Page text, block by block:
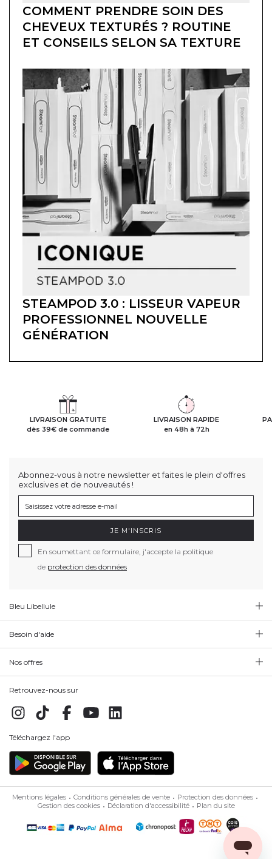
COMMENT PRENDRE SOIN DES
CHEVEUX TEXTURÉS ? ROUTINE
ET CONSEILS SELON SA TEXTURE
STEAMPOD 3.0 : LISSEUR VAPEUR
PROFESSIONNEL NOUVELLE
GÉNÉRATION
LIVRAISON GRATUITE
dès 39€ de commande
LIVRAISON RAPIDE
en 48h à 72h
Abonnez-vous à notre newsletter et faites le plein d'offres
exclusives et de nouveautés !
JE M'INSCRIS
En soumettant ce formulaire, j'accepte la politique
de protection des données
Bleu Libellule
Besoin d'aide
Nos offres
Retrouvez-nous sur
Téléchargez l'app
Mentions légales Conditions générales de vente
Protection des données
Gestion des cookies
Déclaration d'accessibilité Plan du site